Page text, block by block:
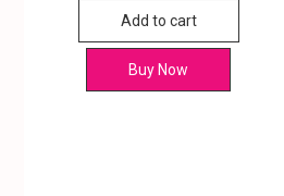
Add to cart
Buy Now